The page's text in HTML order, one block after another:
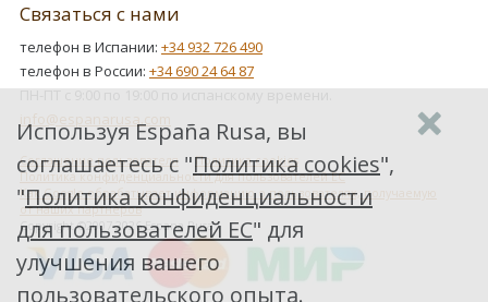
Связаться с нами
телефон в Испании: +34 932 726 490
телефон в России: +34 690 24 64 87
ПН-ПТ с 9:00 по 19:00 по испанскому времени.
info@espanarusa.com
Соглашение пользователя
Политика cookies
Политика конфиденциальности для пользователей ЕС
Как Google обрабатывает информацию о пользователях, получаемую
от наших партнеров
Copyright ©2007-2026 Espana Rusa
Используя España Rusa, вы
соглашаетесь с "Политика cookies",
"Политика конфиденциальности
для пользователей ЕС" для
улучшения вашего
пользовательского опыта.